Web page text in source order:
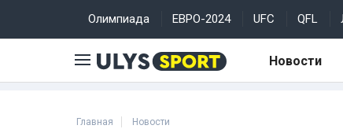
Олимпиада ЕВРО-2024 UFC QFL
Новости
Главная Новости